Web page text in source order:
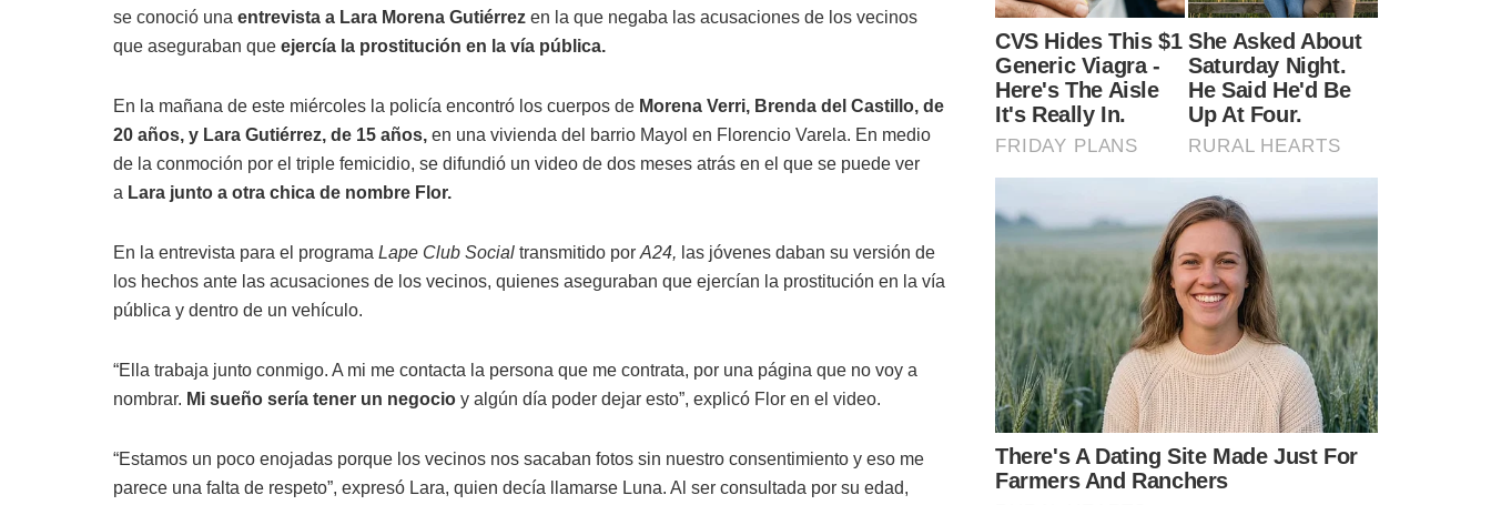
se conoció una entrevista a Lara Morena Gutiérrez en la que negaba las acusaciones de los vecinos
que aseguraban que ejercía la prostitución en la vía pública.
En la mañana de este miércoles la policía encontró los cuerpos de Morena Verri, Brenda del Castillo, de
20 años, y Lara Gutiérrez, de 15 años, en una vivienda del barrio Mayol en Florencio Varela. En medio
de la conmoción por el triple femicidio, se difundió un video de dos meses atrás en el que se puede ver
a Lara junto a otra chica de nombre Flor.
En la entrevista para el programa Lape Club Social transmitido por A24, las jóvenes daban su versión de
los hechos ante las acusaciones de los vecinos, quienes aseguraban que ejercían la prostitución en la vía
pública y dentro de un vehículo.
“Ella trabaja junto conmigo. A mi me contacta la persona que me contrata, por una página que no voy a
nombrar. Mi sueño sería tener un negocio y algún día poder dejar esto”, explicó Flor en el video.
“Estamos un poco enojadas porque los vecinos nos sacaban fotos sin nuestro consentimiento y eso me
parece una falta de respeto”, expresó Lara, quien decía llamarse Luna. Al ser consultada por su edad,